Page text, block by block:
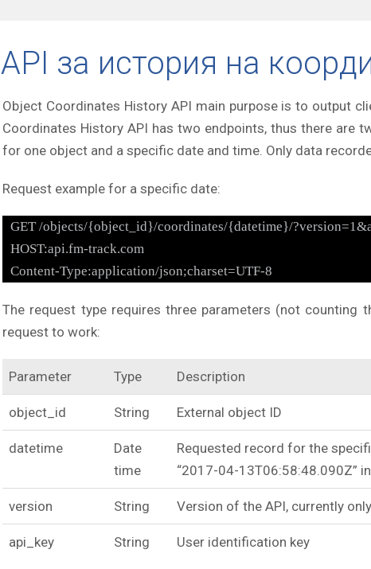
API за история на
Object Coordinates History API main purpose is to output
Coordinates History API has two endpoints, thus there are
for one object and a specific date and time. Only data
Request example for a specific date:
GET /objects/{object_id}/coordinates/{datetime}/
HOST:api.fm-track.com
Content-Type:application/json;charset=UTF-8
The request type requires three parameters (not counting
request to work:
Parameter Type Description
object_id String External object ID
datetime
Date
time
Requested record for the
“2017-04-13T06:58:48.090Z”
version String Version of the API, currently
api_key String User identification key